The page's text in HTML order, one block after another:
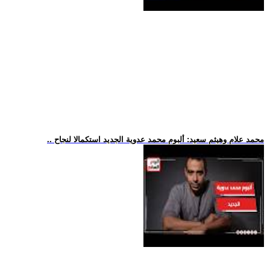
.. محمد علام وهيثم سعيد: ألبوم محمد عدوية الجديد استكمالا لنجاح